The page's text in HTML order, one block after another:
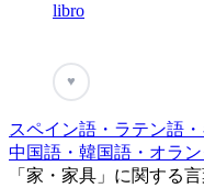
libro
♥
スペイン語・ラテン語
中国語・韓国語・オラ
「家・家具」に関する